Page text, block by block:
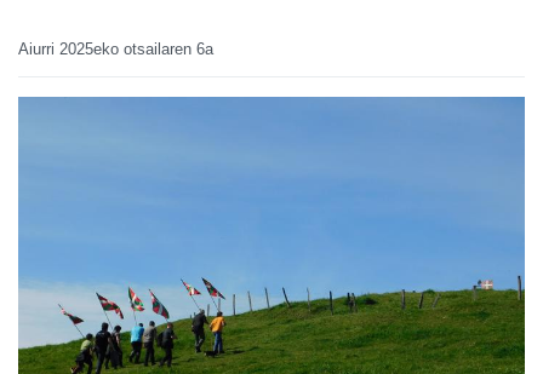
Aiurri 2025eko otsailaren 6a